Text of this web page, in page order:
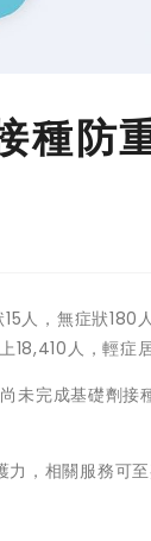
種防
人，無症狀180
人，輕症居
未完成基礎劑接
，相關服務可